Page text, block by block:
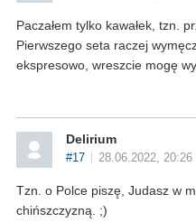
Paczałem tylko kawałek, tzn.
Pierwszego seta raczej
ekspresowo, wreszcie mogę
Delirium
#17 28.06.2022, 20:26
Tzn. o Polce piszę, Judasz w
chińszczyzną. ;)